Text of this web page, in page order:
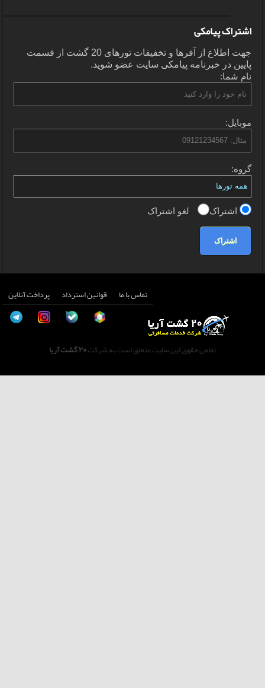
اشتراک پیامکی
جهت اطلاع از آفرها و تخفیفات تورهای 20 گشت از قسمت
پایین در خبرنامه پیامکی سایت عضو شوید.
نام شما:
موبایل:
گروه:
اشتراک لغو اشتراک
اشتراک
تماس با ما قوانین استرداد پرداخت آنلاین
تمامی حقوق این سایت متعلق است به شرکت20 گشت آریا